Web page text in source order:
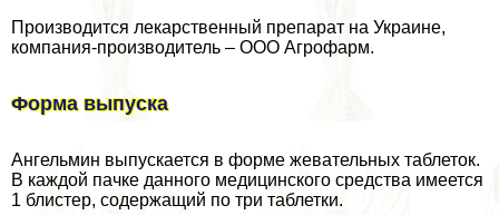
Производится лекарственный препарат на Украине,
компания-производитель – ООО Агрофарм.
Форма выпуска
Ангельмин выпускается в форме жевательных таблеток.
В каждой пачке данного медицинского средства имеется
1 блистер, содержащий по три таблетки.